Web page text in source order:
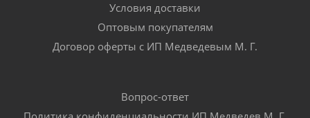
Условия доставки
Оптовым покупателям
Договор оферты с ИП Медведевым М. Г.
Вопрос-ответ